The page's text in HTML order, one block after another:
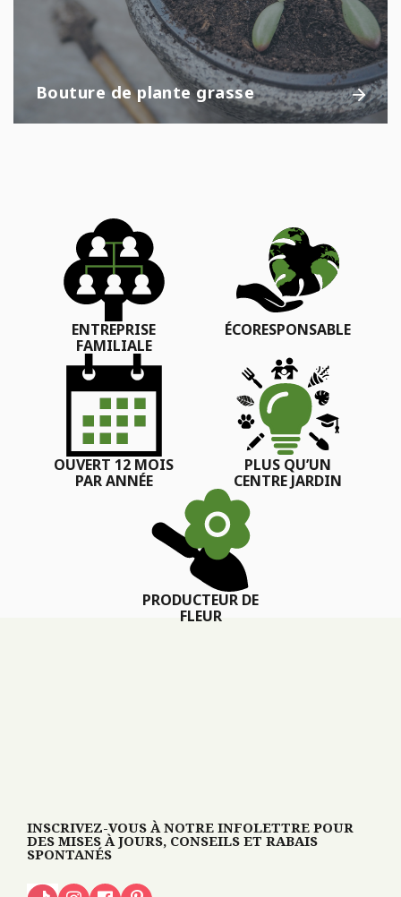
Bouture de plante grasse
ENTREPRISE
FAMILIALE
ÉCORESPONSABLE
OUVERT 12 MOIS
PAR ANNÉE
PLUS QU’UN
CENTRE JARDIN
PRODUCTEUR DE
FLEUR
INSCRIVEZ-VOUS À NOTRE INFOLETTRE POUR
DES MISES À JOURS, CONSEILS ET RABAIS
SPONTANÉS